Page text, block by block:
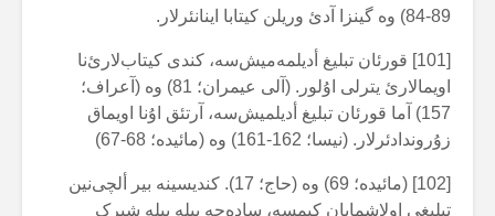
89-84) وە گینزا آدئ وریلن کیتابا اینانئرلار.
[101] قورئان تبلیغ أدیلمەمیش‌سە، کندی کیتاب‌لارئ‌نا
اویمالارئ یترلی اۇلور. (آلی عیمران؛ 81) وە (آعراف؛
157) آما قورئان تبلیغ أدیلمیش‌سە، آرتئق اۇنا اویماق
زۇروندادئرلار. (نیسا؛ 162-161) وە (مائیدە؛ 68-67)
[102] (مائیدە؛ 69) وە (حاج؛ 17). کندیسینە بیر ألچی‌نین
تبلیغی اولاشمایان کیمسە، سادەجە بیلە بیلە شیرک